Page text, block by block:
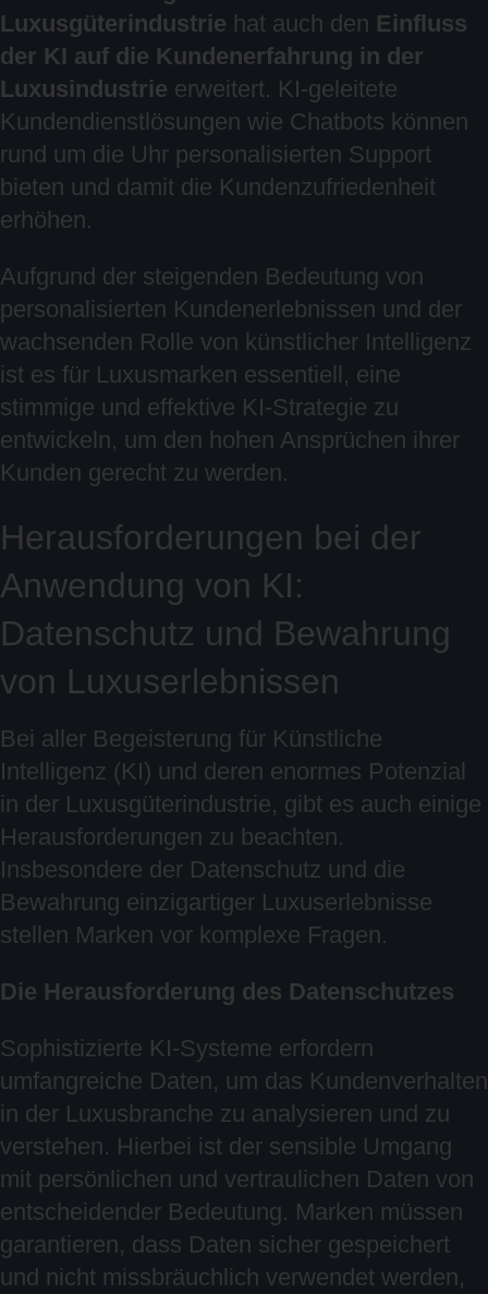
Luxusgüterindustrie hat auch den Einfluss
der KI auf die Kundenerfahrung in der
Luxusindustrie erweitert. KI-geleitete
Kundendienstlösungen wie Chatbots können
rund um die Uhr personalisierten Support
bieten und damit die Kundenzufriedenheit
erhöhen.
Aufgrund der steigenden Bedeutung von
personalisierten Kundenerlebnissen und der
wachsenden Rolle von künstlicher Intelligenz
ist es für Luxusmarken essentiell, eine
stimmige und effektive KI-Strategie zu
entwickeln, um den hohen Ansprüchen ihrer
Kunden gerecht zu werden.
Herausforderungen bei der
Anwendung von KI:
Datenschutz und Bewahrung
von Luxuserlebnissen
Bei aller Begeisterung für Künstliche
Intelligenz (KI) und deren enormes Potenzial
in der Luxusgüterindustrie, gibt es auch einige
Herausforderungen zu beachten.
Insbesondere der Datenschutz und die
Bewahrung einzigartiger Luxuserlebnisse
stellen Marken vor komplexe Fragen.
Die Herausforderung des Datenschutzes
Sophistizierte KI-Systeme erfordern
umfangreiche Daten, um das Kundenverhalten
in der Luxusbranche zu analysieren und zu
verstehen. Hierbei ist der sensible Umgang
mit persönlichen und vertraulichen Daten von
entscheidender Bedeutung. Marken müssen
garantieren, dass Daten sicher gespeichert
und nicht missbräuchlich verwendet werden,